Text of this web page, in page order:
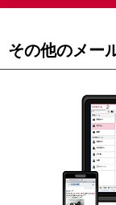
その他のメー